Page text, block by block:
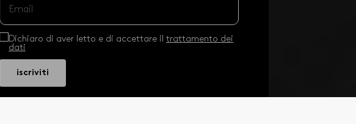
Dichiaro di aver letto e di accettare il trattamento dei
dati
iscriviti